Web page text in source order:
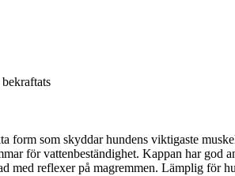
form som skyddar hundens viktigaste
för vattenbeständighet. Kappan har god
med reflexer på magremmen. Lämplig